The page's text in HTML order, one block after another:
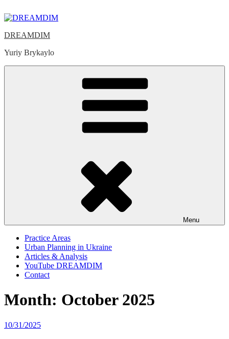
to
DREAMDIM
Yuriy Brykaylo
Menu
Practice Areas
Urban Planning in Ukraine
Articles & Analysis
YouTube DREAMDIM
Contact
Month: October 2025
Posted
10/31/2025